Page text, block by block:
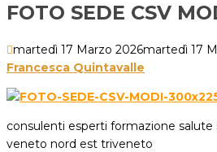
FOTO SEDE CSV
martedì 17 Marzo 2026martedì 17
Francesca Quintavalle
consulenti esperti formazione salute
veneto nord est triveneto